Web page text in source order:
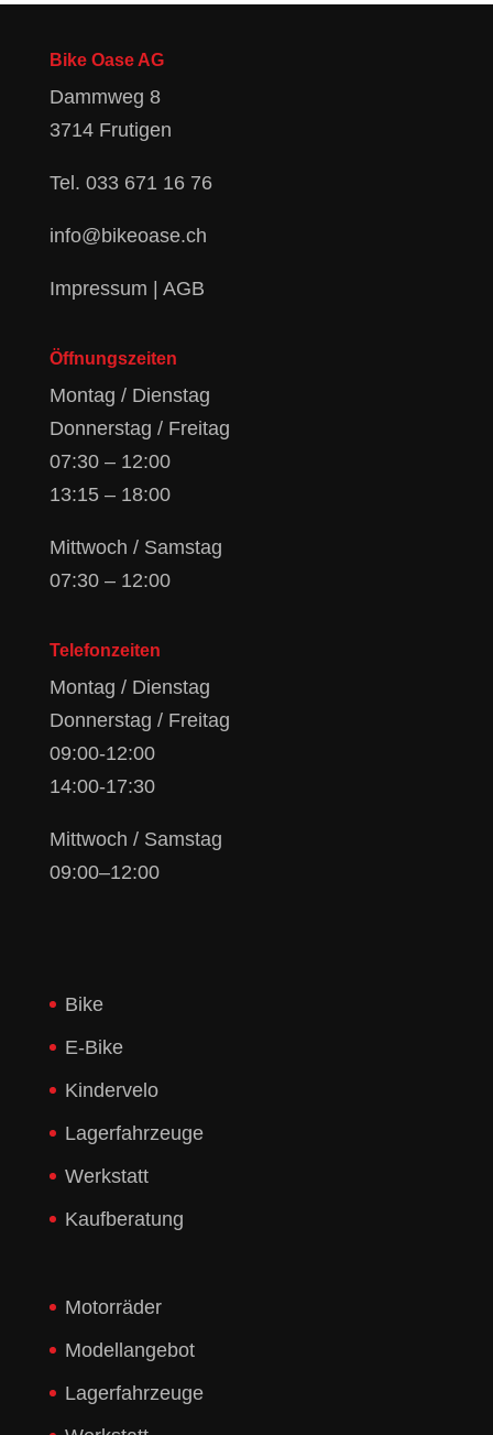
Bike Oase AG
Dammweg 8
3714 Frutigen
Tel. 033 671 16 76
info@bikeoase.ch
Impressum AGB
Öffnungszeiten
Montag / Dienstag
Donnerstag / Freitag
07:30 – 12:00
13:15 – 18:00
Mittwoch / Samstag
07:30 – 12:00
Telefonzeiten
Montag / Dienstag
Donnerstag / Freitag
09:00-12:00
14:00-17:30
Mittwoch / Samstag
09:00–12:00
Bike
E-Bike
Kindervelo
Lagerfahrzeuge
Werkstatt
Kaufberatung
Motorräder
Modellangebot
Lagerfahrzeuge